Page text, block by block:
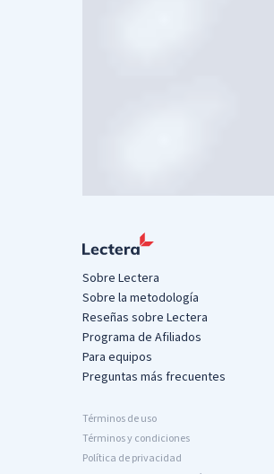
Sobre Lectera
Sobre la metodología
Reseñas sobre Lectera
Programa de Afiliados
Para equipos
Preguntas más frecuentes
Términos de uso
Términos y condiciones
Política de privacidad